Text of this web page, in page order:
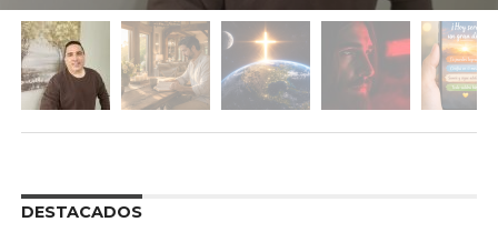
DESTACADOS